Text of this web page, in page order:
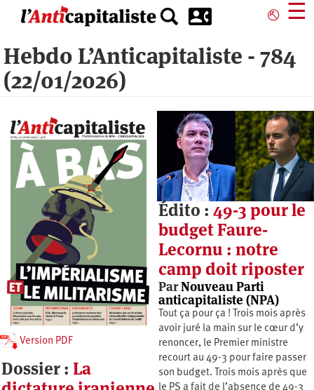
principal
⎋ ☰
Hebdo L’Anticapitaliste - 784
(22/01/2026)
Édito : 49-3 pour le
budget Faure-
Lecornu : notre
camp doit riposter
ParNouveau Parti
anticapitaliste (NPA)
Tout ça pour ça ! Trois mois après
avoir juré la main sur le cœur d’y
renoncer, le Premier ministre
recourt au 49-3 pour faire passer
son budget. Trois mois après que
le PS a fait de l’absence de 49-3
Version PDF
Dossier : La